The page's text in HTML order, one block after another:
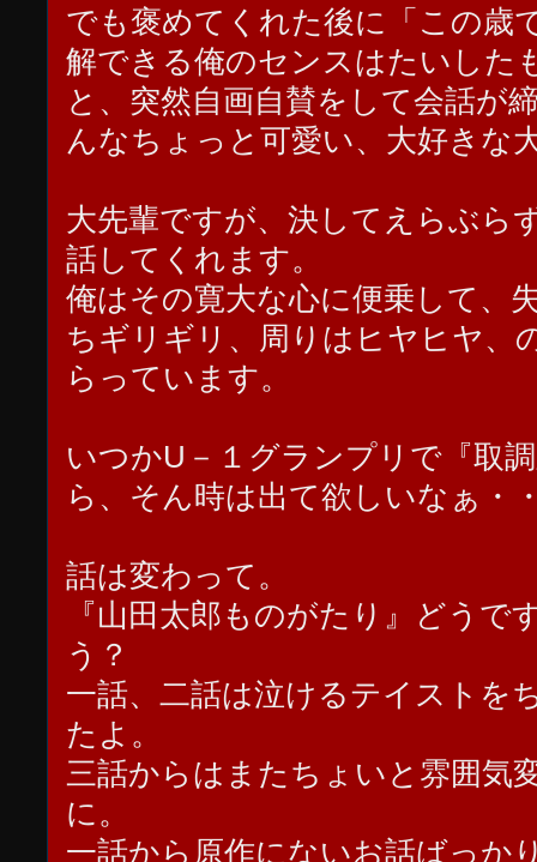
でも褒めてくれた後に「この歳
解できる俺のセンスはたいした
と、突然自画自賛をして会話が
んなちょっと可愛い、大好きな
大先輩ですが、決してえらぶら
話してくれます。
俺はその寛大な心に便乗して、
ちギリギリ、周りはヒヤヒヤ、
らっています。
いつかU－１グランプリで『取
ら、そん時は出て欲しいなぁ・
話は変わって。
『山田太郎ものがたり』どうで
う？
一話、二話は泣けるテイストを
たよ。
三話からはまたちょいと雰囲気
に。
一話から原作にないお話ばっか